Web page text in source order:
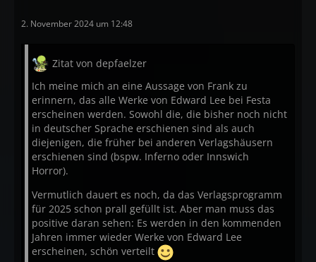
In Vorbereitung für das zweite Halbjahr
Algernon Blackwood Robert Aickman
Joachim Körber
5 Bände
Die besten Erzählungen des US-Magazin UNKNOWN
2. November 2024 um 12:48
Zitat von depfaelzer
Ich meine mich an eine Aussage von Frank zu
erinnern, das alle Werke von Edward Lee bei Festa
erscheinen werden. Sowohl die, die bisher noch nicht
in deutscher Sprache erschienen sind als auch
diejenigen, die früher bei anderen Verlagshäusern
erschienen sind (bspw. Inferno oder Innswich
Horror).
Vermutlich dauert es noch, da das Verlagsprogramm
für 2025 schon prall gefüllt ist. Aber man muss das
positive daran sehen: Es werden in den kommenden
Jahren immer wieder Werke von Edward Lee
erscheinen, schön verteilt